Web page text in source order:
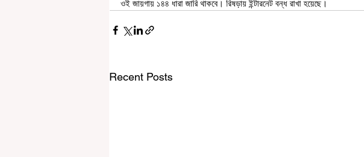
ওই জায়গায় ১৪৪ ধারা জারি থাকবে। রিষড়ায় ইন্টারনেট বন্ধ রাখা হয়েছে।
Recent Posts